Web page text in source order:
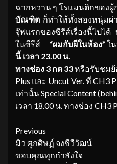
ฉากหวาน ๆ โรแมนติกของผู้
บัณฑิต ก็ทำให้ทั้งสองหนุ่มผ่
จุ๊ฟแรกของซีรีส์เรื่องนี้ไปไ
ในซีรีส์ “ผมกับผีในห้อง” ใน
นี้เวลา 23.00 น.
ทางช่อง 3 กด 33หรือรับชมย้
Plus และ Uncut Ver. ที่ CH3
เท่านั้น Special Content
เวลา 18.00 น. ทางช่อง CH3
Continue
Reading
Previous
มิว ศุภศิษฏ์ จงชีวีวัฒน์
ขอบคุณทุกกำลังใจ